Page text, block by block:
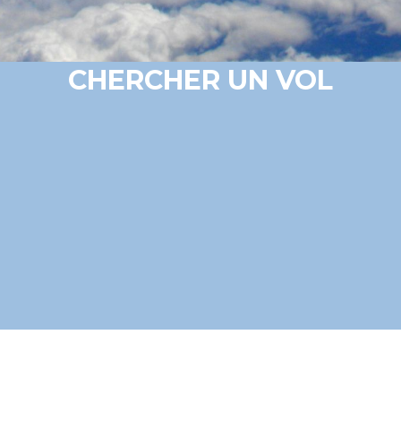
CHERCHER UN VOL